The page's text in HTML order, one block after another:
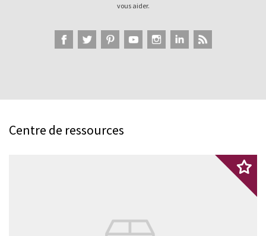
vous aider.
Centre de ressources